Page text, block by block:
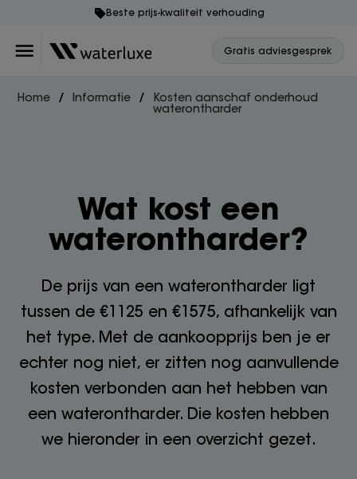
Beste prijs-kwaliteit verhouding
Gratis adviesgesprek
Home Informatie Kosten aanschaf onderhoud
waterontharder
Wat kost een
waterontharder?
De prijs van een waterontharder ligt
tussen de €1125 en €1575, afhankelijk van
het type. Met de aankoopprijs ben je er
echter nog niet, er zitten nog aanvullende
kosten verbonden aan het hebben van
een waterontharder. Die kosten hebben
we hieronder in een overzicht gezet.